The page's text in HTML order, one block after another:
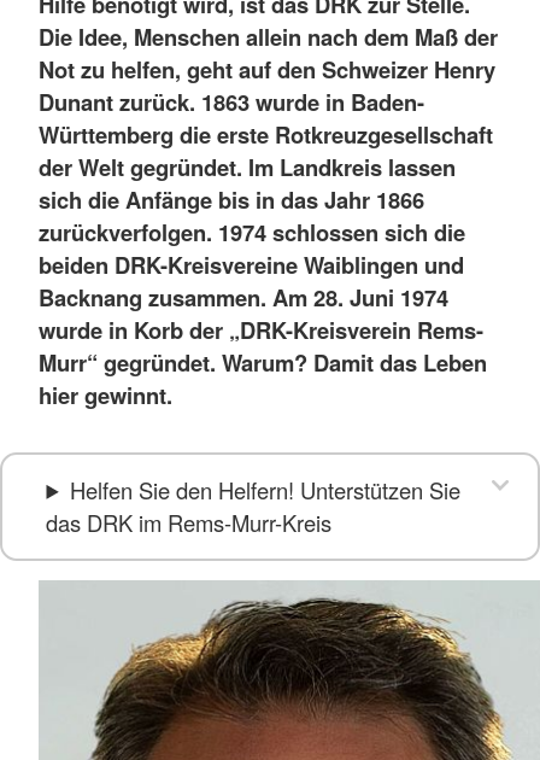
Die Idee, Menschen allein nach dem Maß der
Not zu helfen, geht auf den Schweizer Henry
Dunant zurück. 1863 wurde in Baden-
Württemberg die erste Rotkreuzgesellschaft
der Welt gegründet. Im Landkreis lassen
sich die Anfänge bis in das Jahr 1866
zurückverfolgen. 1974 schlossen sich die
beiden DRK-Kreisvereine Waiblingen und
Backnang zusammen. Am 28. Juni 1974
wurde in Korb der „DRK-Kreisverein Rems-
Murr“ gegründet. Warum? Damit das Leben
hier gewinnt.
Helfen Sie den Helfern! Unterstützen Sie
das DRK im Rems-Murr-Kreis